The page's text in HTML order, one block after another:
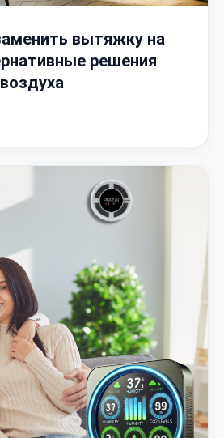
вытяжку на
решения